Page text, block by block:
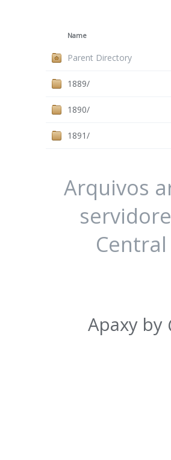
Name
Parent Directory
1889/
1890/
1891/
Arquivos
Apaxy by